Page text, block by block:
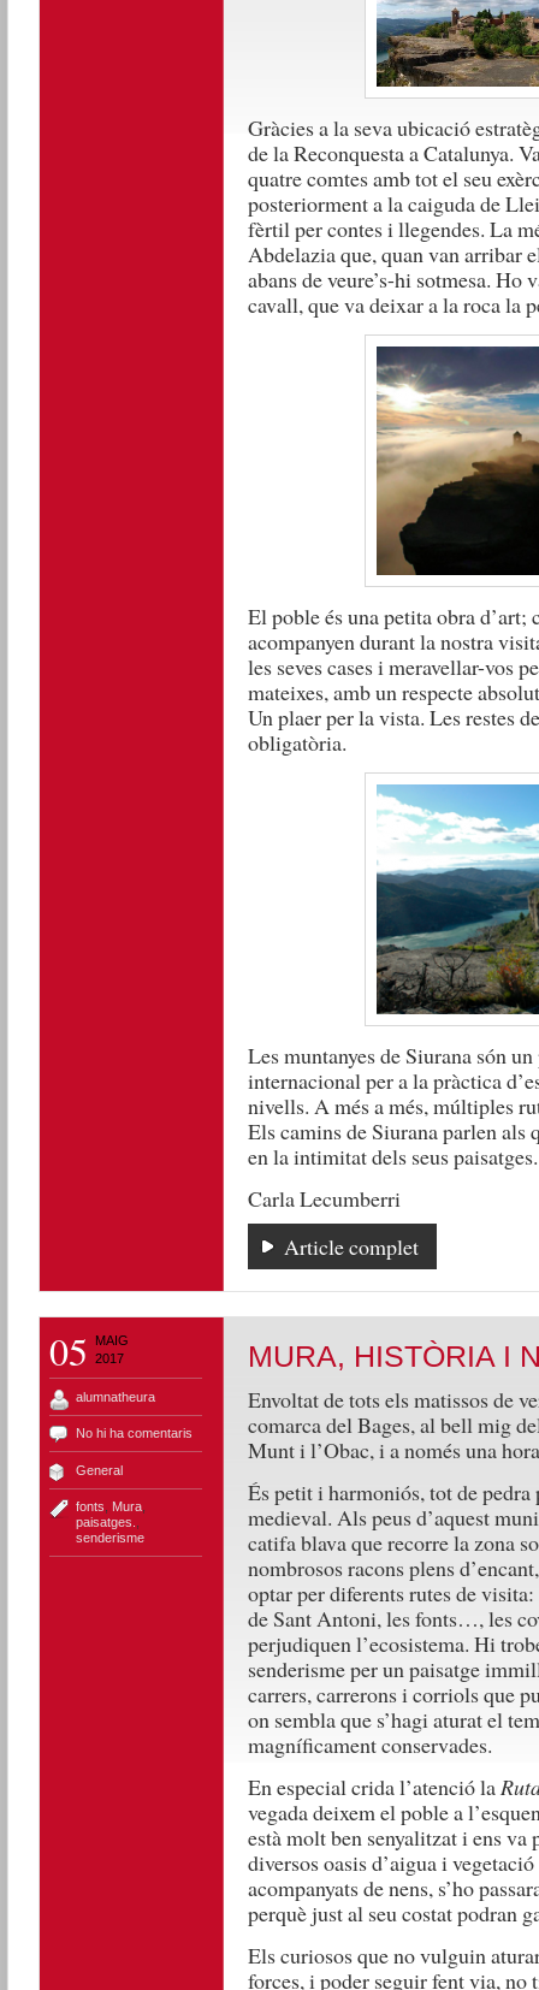
Gràcies a la seva ubicació
de la Reconquesta a Catalunya.
quatre comtes amb tot el seu
posteriorment a la caiguda de
fèrtil per contes i llegendes. La
Abdelazia que, quan van arribar
abans de veure’s-hi sotmesa.
cavall, que va deixar a la roca la
El poble és una petita obra d’art;
acompanyen durant la nostra
les seves cases i meravellar-vos
mateixes, amb un respecte
Un plaer per la vista. Les restes
obligatòria.
Les muntanyes de Siurana són
internacional per a la pràctica
nivells. A més a més, múltiples
Els camins de Siurana parlen als
en la intimitat dels seus
Carla Lecumberri
Article complet
05
MAIG
2017
alumnatheura
No hi ha comentaris
General
fonts Mura,
paisatges.
senderisme
MURA, HISTÒRIA I
Envoltat de tots els matissos de
comarca del Bages, al bell mig
Munt i l’Obac, i a només una
És petit i harmoniós, tot de pedra
medieval. Als peus d’aquest
catifa blava que recorre la zona
nombrosos racons plens
optar per diferents rutes de
de Sant Antoni, les fonts…, les
perjudiquen l’ecosistema. Hi
senderisme per un paisatge
carrers, carrerons i corriols que
on sembla que s’hagi aturat el
magníficament conservades.
En especial crida l’atenció la
vegada deixem el poble a
està molt ben senyalitzat i ens va
diversos oasis d’aigua i
acompanyats de nens, s’ho
perquè just al seu costat podran
Els curiosos que no vulguin
forces, i poder seguir fent via,